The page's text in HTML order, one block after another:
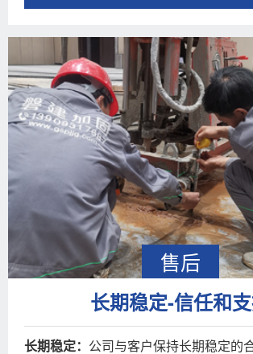
售后
长期稳定-信任和
长期稳定： 公司与客户保持长期稳定的